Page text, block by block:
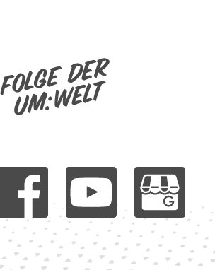
Folge der
um:welt